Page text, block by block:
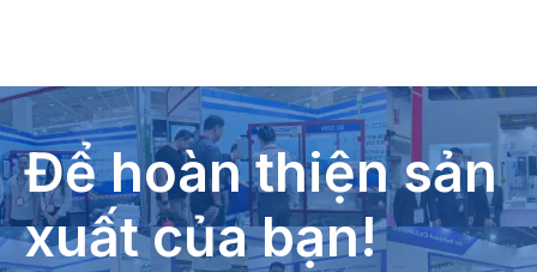
Để hoàn thiện sản
xuất của bạn!